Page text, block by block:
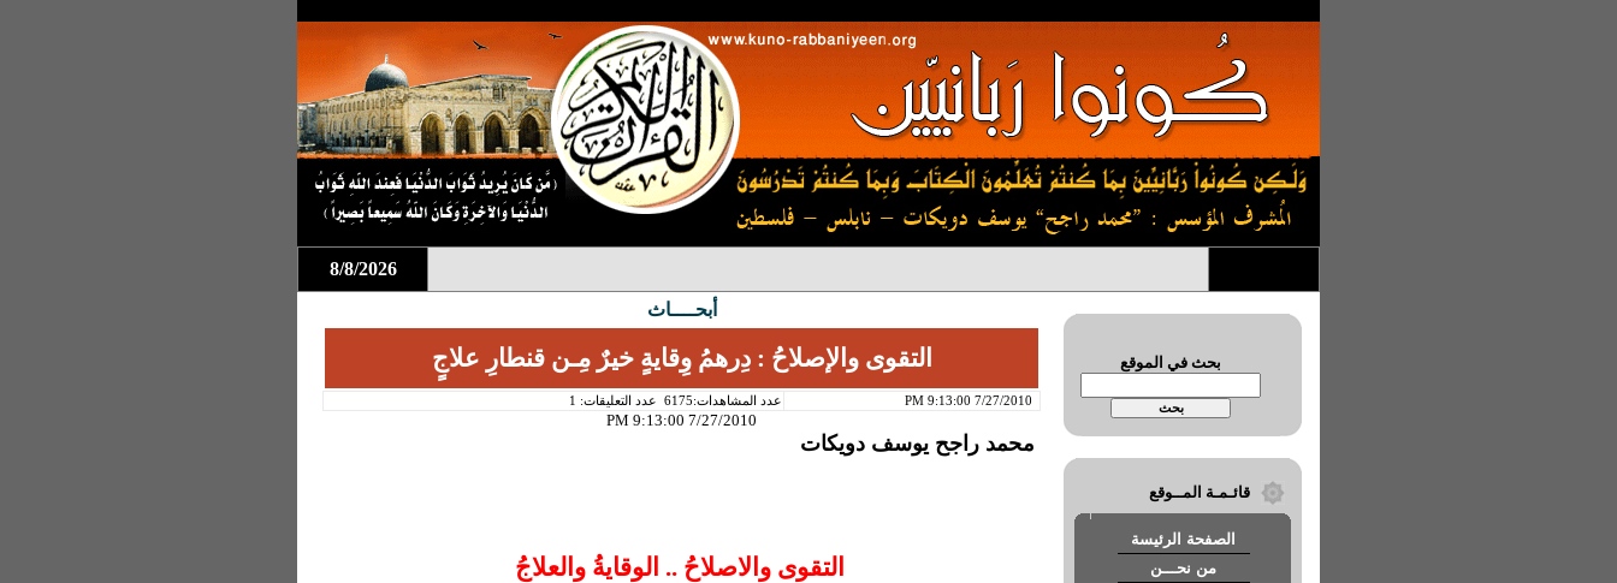
8/8/2026
بحث في الموقع
قائـمـة المــوقع
الصفحة الرئيسة
من نحـــن
أبحــــاث
التقوى والإصلاحُ : دِرهمُ وِقايةٍ خيرٌ مِـن قنطارِ علاجٍ
7/27/2010 9:13:00 PM عدد المشاهدات:6175 عدد التعليقات: 1
7/27/2010 9:13:00 PM
محمد راجح يوسف دويكات
التقوى والاصلاحُ .. الوقايةُ والعلاجُ